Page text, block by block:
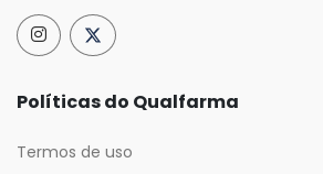
Políticas do Qualfarma
Termos de uso